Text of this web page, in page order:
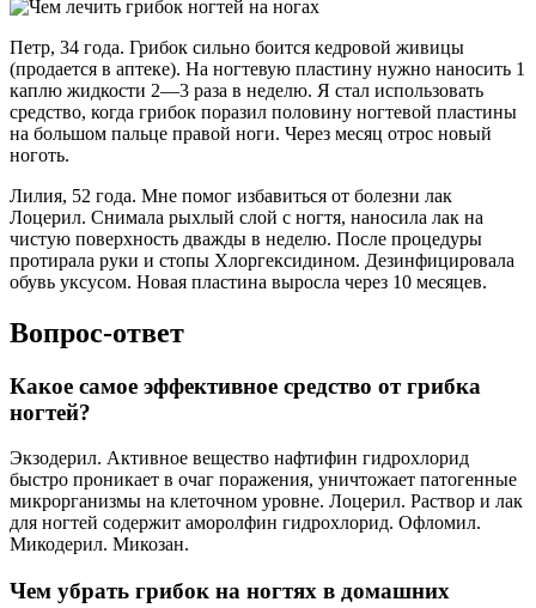
Петр, 34 года. Грибок сильно боится кедровой живицы
(продается в аптеке). На ногтевую пластину нужно наносить 1
каплю жидкости 2—3 раза в неделю. Я стал использовать
средство, когда грибок поразил половину ногтевой пластины
на большом пальце правой ноги. Через месяц отрос новый
ноготь.
Лилия, 52 года. Мне помог избавиться от болезни лак
Лоцерил. Снимала рыхлый слой с ногтя, наносила лак на
чистую поверхность дважды в неделю. После процедуры
протирала руки и стопы Хлоргексидином. Дезинфицировала
обувь уксусом. Новая пластина выросла через 10 месяцев.
Вопрос-ответ
Какое самое эффективное средство от грибка
ногтей?
Экзодерил. Активное вещество нафтифин гидрохлорид
быстро проникает в очаг поражения, уничтожает патогенные
микрорганизмы на клеточном уровне. Лоцерил. Раствор и лак
для ногтей содержит аморолфин гидрохлорид. Офломил.
Микодерил. Микозан.
Чем убрать грибок на ногтях в домашних